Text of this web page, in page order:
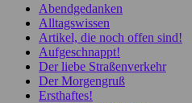
Abendgedanken
Alltagswissen
Artikel, die noch offen sind!
Aufgeschnappt!
Der liebe Straßenverkehr
Der Morgengruß
Ersthaftes!